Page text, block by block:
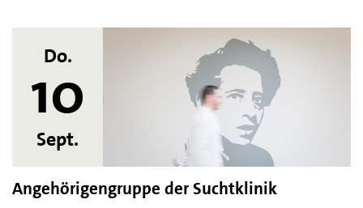
Do.
10
Sept.
Angehörigengruppe der Suchtklinik